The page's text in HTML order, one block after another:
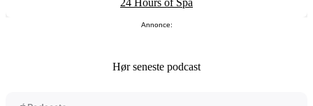
Annonce:
Hør seneste podcast